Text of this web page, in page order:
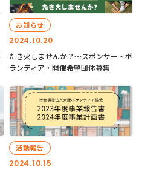
2024.10.20
お知らせ
たき火しませんか？～スポンサー・ボ
ランティア・開催希望団体募集
2024.10.15
活動報告